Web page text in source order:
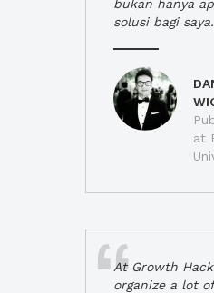
bukan hanya
solusi bagi saya.
at
At Growth
organize a lot